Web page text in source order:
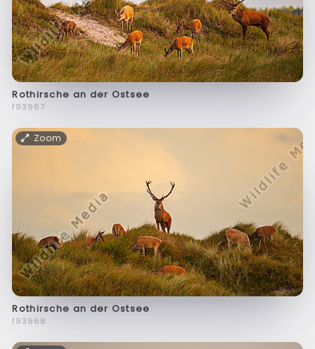
Rothirsche an der Ostsee
f93967
Zoom
Rothirsche an der Ostsee
f93968